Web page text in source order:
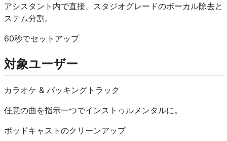
アシスタント内で直接、スタジオグレードのボーカル除去と
ステム分割。
60秒でセットアップ
対象ユーザー
カラオケ & バッキングトラック
任意の曲を指示一つでインストゥルメンタルに。
ポッドキャストのクリーンアップ